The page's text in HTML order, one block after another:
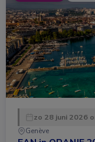
zo 28 juni 2026
Genève